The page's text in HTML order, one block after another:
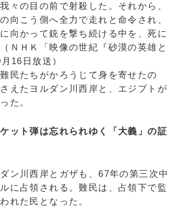
々の目の前で射殺した。それから、
向こう側へ全力で走れと命令され、
向かって銃を撃ち続ける中を、死に
ＮＨＫ「映像の世紀『砂漠の英雄と
16日放送）
民たちがかろうじて身を寄せたの
えたヨルダン川西岸と、エジプトが
た。
ット弾は忘れられゆく「大義」の証
ン川西岸とガザも、67年の第三次中
に占領される。難民は、占領下で監
れた民となった。